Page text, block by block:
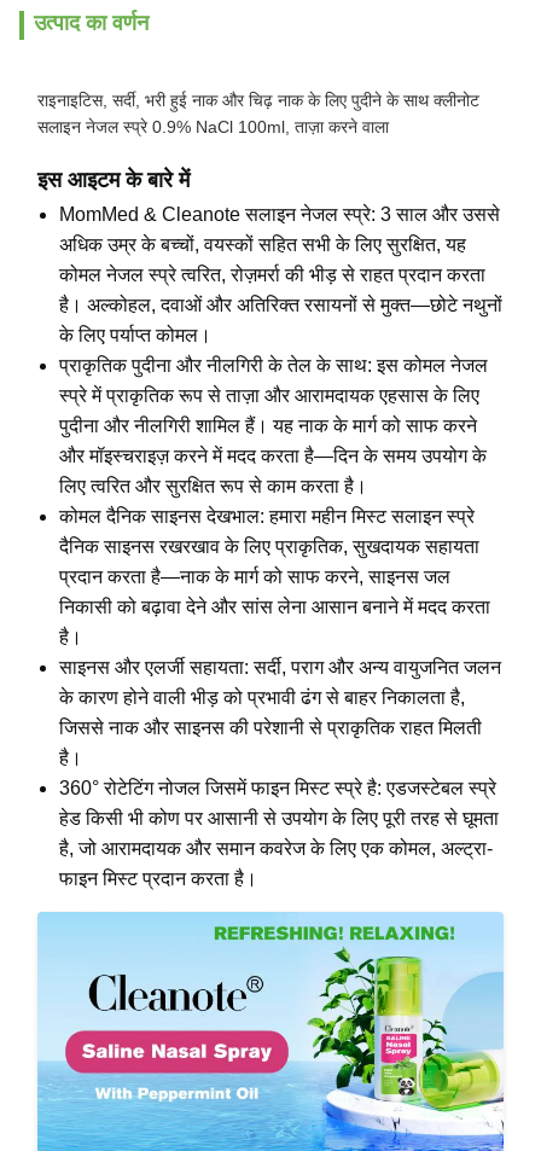
उत्पाद का वर्णन
राइनाइटिस, सर्दी, भरी हुई नाक और चिढ़ नाक के लिए पुदीने के साथ क्लीनोट
सलाइन नेजल स्प्रे 0.9% NaCl 100ml, ताज़ा करने वाला
इस आइटम के बारे में
MomMed & Cleanote सलाइन नेजल स्प्रे: 3 साल और उससे
अधिक उम्र के बच्चों, वयस्कों सहित सभी के लिए सुरक्षित, यह
कोमल नेजल स्प्रे त्वरित, रोज़मर्रा की भीड़ से राहत प्रदान करता
है। अल्कोहल, दवाओं और अतिरिक्त रसायनों से मुक्त—छोटे नथुनों
के लिए पर्याप्त कोमल।
प्राकृतिक पुदीना और नीलगिरी के तेल के साथ: इस कोमल नेजल
स्प्रे में प्राकृतिक रूप से ताज़ा और आरामदायक एहसास के लिए
पुदीना और नीलगिरी शामिल हैं। यह नाक के मार्ग को साफ करने
और मॉइस्चराइज़ करने में मदद करता है—दिन के समय उपयोग के
लिए त्वरित और सुरक्षित रूप से काम करता है।
कोमल दैनिक साइनस देखभाल: हमारा महीन मिस्ट सलाइन स्प्रे
दैनिक साइनस रखरखाव के लिए प्राकृतिक, सुखदायक सहायता
प्रदान करता है—नाक के मार्ग को साफ करने, साइनस जल
निकासी को बढ़ावा देने और सांस लेना आसान बनाने में मदद करता
है।
साइनस और एलर्जी सहायता: सर्दी, पराग और अन्य वायुजनित जलन
के कारण होने वाली भीड़ को प्रभावी ढंग से बाहर निकालता है,
जिससे नाक और साइनस की परेशानी से प्राकृतिक राहत मिलती
है।
360° रोटेटिंग नोजल जिसमें फाइन मिस्ट स्प्रे है: एडजस्टेबल स्प्रे
हेड किसी भी कोण पर आसानी से उपयोग के लिए पूरी तरह से घूमता
है, जो आरामदायक और समान कवरेज के लिए एक कोमल, अल्ट्रा-
फाइन मिस्ट प्रदान करता है।